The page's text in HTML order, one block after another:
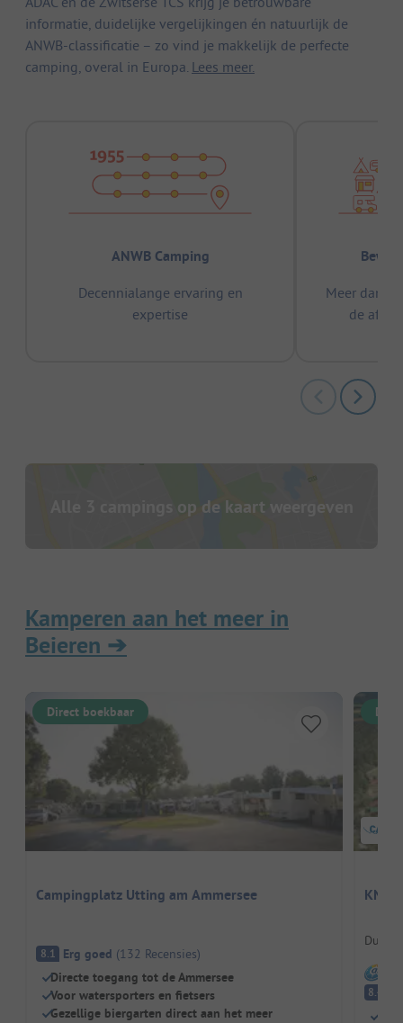
informatie, duidelijke vergelijkingen én natuurlijk de
ANWB-classificatie – zo vind je makkelijk de perfecte
camping, overal in Europa. Lees meer.
ANWB Camping
Decennialange ervaring en
expertise
Meer dan
de
Alle 3 campings op de kaart weergeven
Kamperen aan het meer in
Beieren ➔
Direct boekbaar
Campingplatz Utting am Ammersee
8.1 Erg goed (132 Recensies)
Directe toegang tot de Ammersee
Voor watersporters en fietsers
Gezellige biergarten direct aan het meer
8.4